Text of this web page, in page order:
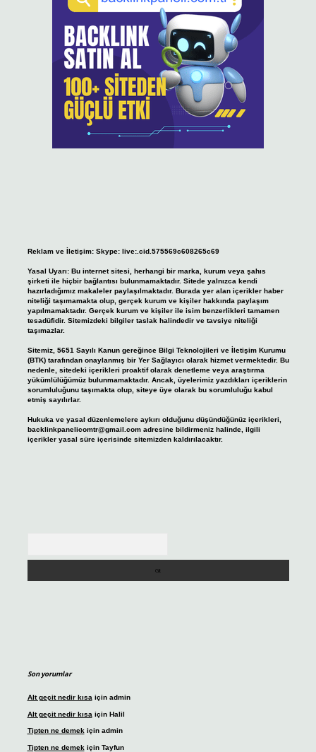
Reklam ve İletişim: Skype: live:.cid.575569c608265c69
Yasal Uyarı: Bu internet sitesi, herhangi bir marka, kurum veya şahıs
şirketi ile hiçbir bağlantısı bulunmamaktadır. Sitede yalnızca kendi
hazırladığımız makaleler paylaşılmaktadır. Burada yer alan içerikler haber
niteliği taşımamakta olup, gerçek kurum ve kişiler hakkında paylaşım
yapılmamaktadır. Gerçek kurum ve kişiler ile isim benzerlikleri tamamen
tesadüfidir. Sitemizdeki bilgiler taslak halindedir ve tavsiye niteliği
taşımazlar.
Sitemiz, 5651 Sayılı Kanun gereğince Bilgi Teknolojileri ve İletişim Kurumu
(BTK) tarafından onaylanmış bir Yer Sağlayıcı olarak hizmet vermektedir. Bu
nedenle, sitedeki içerikleri proaktif olarak denetleme veya araştırma
yükümlülüğümüz bulunmamaktadır. Ancak, üyelerimiz yazdıkları içeriklerin
sorumluluğunu taşımakta olup, siteye üye olarak bu sorumluluğu kabul
etmiş sayılırlar.
Hukuka ve yasal düzenlemelere aykırı olduğunu düşündüğünüz içerikleri,
backlinkpanelicomtr@gmail.comadresine bildirmeniz halinde, ilgili
içerikler yasal süre içerisinde sitemizden kaldırılacaktır.
Son yorumlar
Alt geçit nedir kısa için admin
Alt geçit nedir kısa için Halil
Tipten ne demekiçin admin
Tipten ne demek için Tayfun